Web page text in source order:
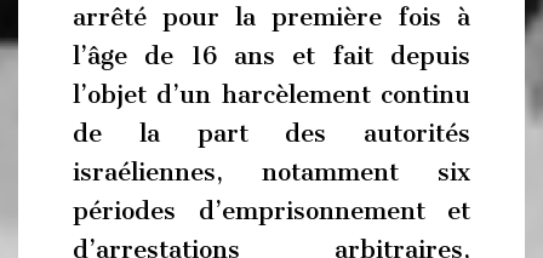
arrêté pour la première fois à
l’âge de 16 ans et fait depuis
l’objet d’un harcèlement continu
de la part des autorités
israéliennes, notamment six
périodes d’emprisonnement et
d’arrestations arbitraires,